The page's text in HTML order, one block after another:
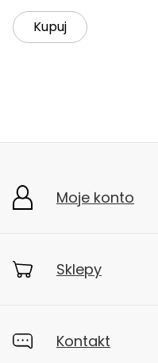
Kupuj
Moje konto
Sklepy
Kontakt